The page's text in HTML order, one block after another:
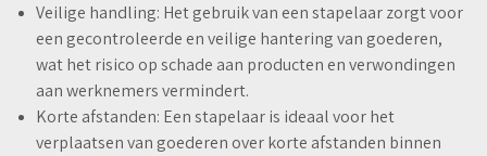
Veilige handling: Het gebruik van een stapelaar zorgt voor
een gecontroleerde en veilige hantering van goederen,
wat het risico op schade aan producten en verwondingen
aan werknemers vermindert.
Korte afstanden: Een stapelaar is ideaal voor het
verplaatsen van goederen over korte afstanden binnen